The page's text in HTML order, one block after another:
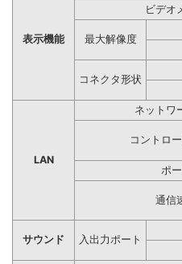
表示機能
ビデオ
最大解像度
コネクタ形状
LAN
ネットワ
コントロ
ポ
通信
サウンド 入出力ポート